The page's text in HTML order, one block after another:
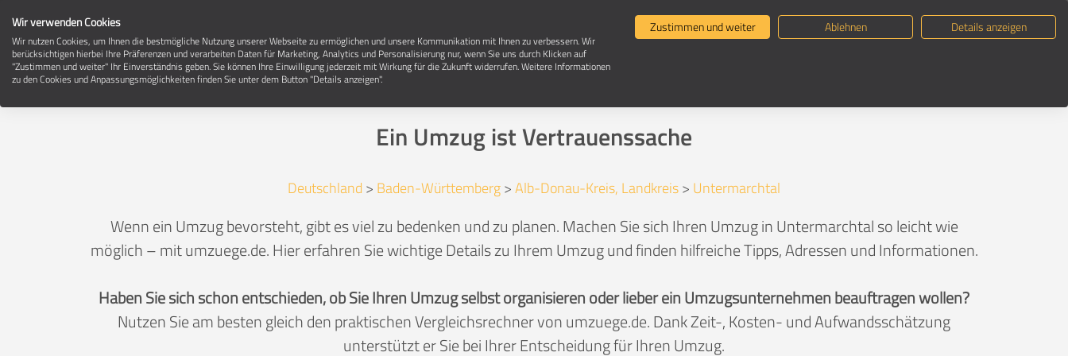
Umzugsunternehmen suchen Umzugsratgeber
Umzug in 89617 Untermarchtal
Ein Umzug ist Vertrauenssache
Deutschland > Baden-Württemberg>Alb-Donau-Kreis, Landkreis> Untermarchtal
Wenn ein Umzug bevorsteht, gibt es viel zu bedenken und zu planen. Machen Sie sich Ihren Umzug in Untermarchtal so leicht wie
möglich – mit umzuege.de. Hier erfahren Sie wichtige Details zu Ihrem Umzug und finden hilfreiche Tipps, Adressen und Informationen.
Haben Sie sich schon entschieden, ob Sie Ihren Umzug selbst organisieren oder lieber ein Umzugsunternehmen beauftragen wollen?
Nutzen Sie am besten gleich den praktischen Vergleichsrechner von umzuege.de. Dank Zeit-, Kosten- und Aufwandsschätzung
unterstützt er Sie bei Ihrer Entscheidung für Ihren Umzug.
Wir verwenden Cookies
Wir nutzen Cookies, um Ihnen die bestmögliche Nutzung unserer Webseite zu ermöglichen und unsere Kommunikation mit Ihnen zu verbessern. Wir
berücksichtigen hierbei Ihre Präferenzen und verarbeiten Daten für Marketing, Analytics und Personalisierung nur, wenn Sie uns durch Klicken auf
"Zustimmen und weiter" Ihr Einverständnis geben. Sie können Ihre Einwilligung jederzeit mit Wirkung für die Zukunft widerrufen. Weitere Informationen
zu den Cookies und Anpassungsmöglichkeiten finden Sie unter dem Button "Details anzeigen".
Zustimmen und weiter Ablehnen Details anzeigen